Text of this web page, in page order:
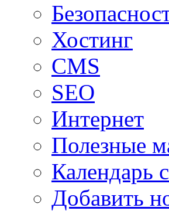
Хостинг
CMS
SEO
Интернет
Полезные
Календарь
Добавить